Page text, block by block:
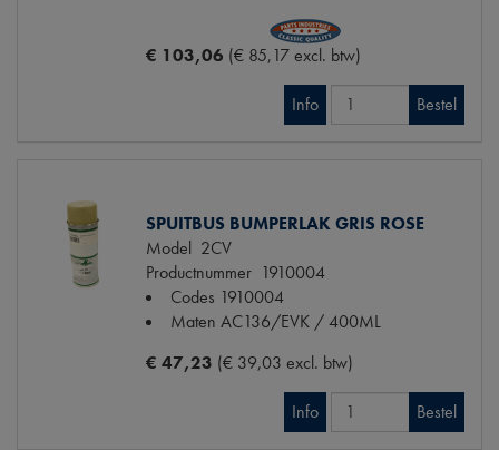
€ 103,06 (€ 85,17 excl. btw)
Info Bestel
SPUITBUS BUMPERLAK GRIS ROSE
Model 2CV
Productnummer 1910004
Codes 1910004
Maten AC136/EVK / 400ML
€ 47,23 (€ 39,03 excl. btw)
Info Bestel